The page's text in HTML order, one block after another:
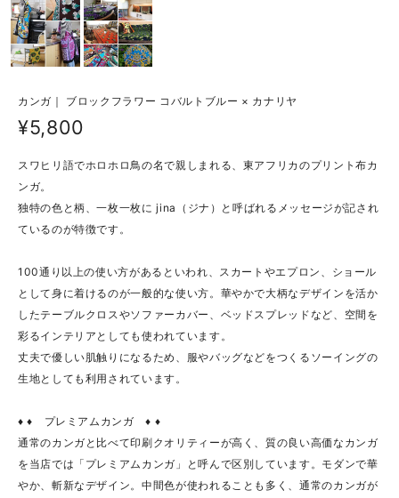
カンガ｜ ブロックフラワー コバルトブルー × カナリヤ
¥5,800
スワヒリ語でホロホロ鳥の名で親しまれる、東アフリカのプリント布カ
ンガ。
独特の色と柄、一枚一枚に jina（ジナ）と呼ばれるメッセージが記され
ているのが特徴です。
100通り以上の使い方があるといわれ、スカートやエプロン、ショール
として身に着けるのが一般的な使い方。華やかで大柄なデザインを活か
したテーブルクロスやソファーカバー、ベッドスプレッドなど、空間を
彩るインテリアとしても使われています。
丈夫で優しい肌触りになるため、服やバッグなどをつくるソーイングの
生地としても利用されています。
♦ ♦ プレミアムカンガ ♦ ♦
通常のカンガと比べて印刷クオリティーが高く、質の良い高価なカンガ
を当店では「プレミアムカンガ」と呼んで区別しています。モダンで華
やか、斬新なデザイン。中間色が使われることも多く、通常のカンガが